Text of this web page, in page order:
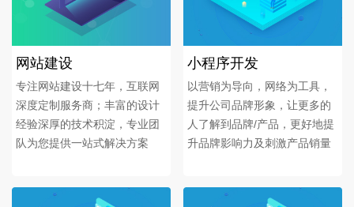
网站建设
专注网站建设十七年，互联网
深度定制服务商；丰富的设计
经验深厚的技术积淀，专业团
队为您提供一站式解决方案
小程序开发
以营销为导向，网络为工具，
提升公司品牌形象，让更多的
人了解到品牌/产品，更好地提
升品牌影响力及刺激产品销量